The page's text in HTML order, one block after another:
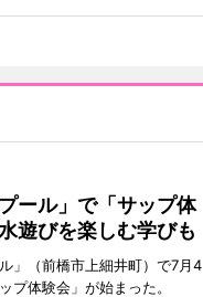
ール」で「サップ体
遊びを楽しむ学びも
」（前橋市上細井町）で7月4
プ体験会」が始まった。